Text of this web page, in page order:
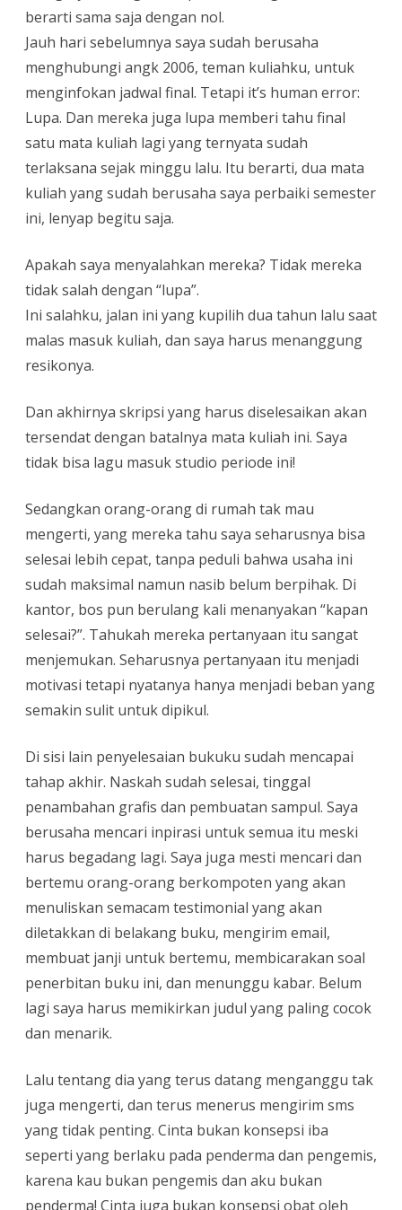
berarti sama saja dengan nol.
Jauh hari sebelumnya saya sudah berusaha
menghubungi angk 2006, teman kuliahku, untuk
menginfokan jadwal final. Tetapi it’s human error:
Lupa. Dan mereka juga lupa memberi tahu final
satu mata kuliah lagi yang ternyata sudah
terlaksana sejak minggu lalu. Itu berarti, dua mata
kuliah yang sudah berusaha saya perbaiki semester
ini, lenyap begitu saja.
Apakah saya menyalahkan mereka? Tidak mereka
tidak salah dengan “lupa”.
Ini salahku, jalan ini yang kupilih dua tahun lalu saat
malas masuk kuliah, dan saya harus menanggung
resikonya.
Dan akhirnya skripsi yang harus diselesaikan akan
tersendat dengan batalnya mata kuliah ini. Saya
tidak bisa lagu masuk studio periode ini!
Sedangkan orang-orang di rumah tak mau
mengerti, yang mereka tahu saya seharusnya bisa
selesai lebih cepat, tanpa peduli bahwa usaha ini
sudah maksimal namun nasib belum berpihak. Di
kantor, bos pun berulang kali menanyakan “kapan
selesai?”. Tahukah mereka pertanyaan itu sangat
menjemukan. Seharusnya pertanyaan itu menjadi
motivasi tetapi nyatanya hanya menjadi beban yang
semakin sulit untuk dipikul.
Di sisi lain penyelesaian bukuku sudah mencapai
tahap akhir. Naskah sudah selesai, tinggal
penambahan grafis dan pembuatan sampul. Saya
berusaha mencari inpirasi untuk semua itu meski
harus begadang lagi. Saya juga mesti mencari dan
bertemu orang-orang berkompoten yang akan
menuliskan semacam testimonial yang akan
diletakkan di belakang buku, mengirim email,
membuat janji untuk bertemu, membicarakan soal
penerbitan buku ini, dan menunggu kabar. Belum
lagi saya harus memikirkan judul yang paling cocok
dan menarik.
Lalu tentang dia yang terus datang menganggu tak
juga mengerti, dan terus menerus mengirim sms
yang tidak penting. Cinta bukan konsepsi iba
seperti yang berlaku pada penderma dan pengemis,
karena kau bukan pengemis dan aku bukan
penderma! Cinta juga bukan konsepsi obat oleh